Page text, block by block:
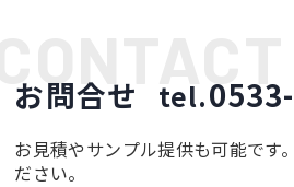
お問合せ tel.
お見積やサンプル提供も可能です
ださい。